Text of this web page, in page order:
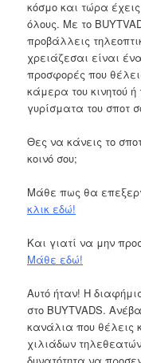
κόσμο και τώρα έχεις
όλους. Με το
προβάλλεις
χρειάζεσαι είναι
προσφορές που
κάμερα του κινητού
γυρίσματα του σποτ
Θες να κάνεις το
κοινό σου;
Μάθε πως θα
κλικ εδώ!
Και γιατί να μην
Μάθε εδώ!
Αυτό ήταν! Η
στο BUYTVADS.
κανάλια που θέλεις
χιλιάδων